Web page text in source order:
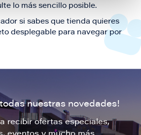
lo más sencillo posible.
si sabes que tienda quieres
desplegable para navegar por
nuestras novedades!
recibir ofertas especiales,